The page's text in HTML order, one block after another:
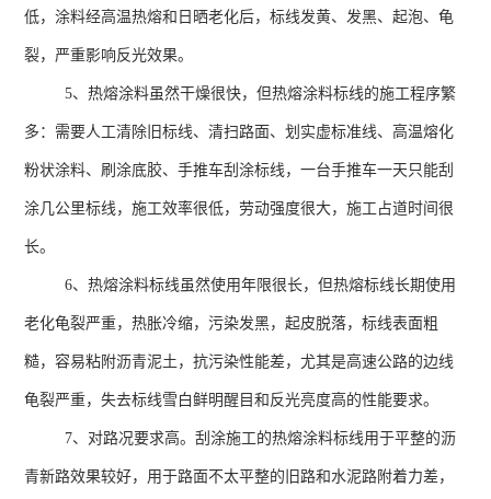
低，涂料经高温热熔和日晒老化后，标线发黄、发黑、起泡、龟
裂，严重影响反光效果。
5、热熔涂料虽然干燥很快，但热熔涂料标线的施工程序繁
多：需要人工清除旧标线、清扫路面、划实虚标准线、高温熔化
粉状涂料、刷涂底胶、手推车刮涂标线，一台手推车一天只能刮
涂几公里标线，施工效率很低，劳动强度很大，施工占道时间很
长。
6、热熔涂料标线虽然使用年限很长，但热熔标线长期使用
老化龟裂严重，热胀冷缩，污染发黑，起皮脱落，标线表面粗
糙，容易粘附沥青泥土，抗污染性能差，尤其是高速公路的边线
龟裂严重，失去标线雪白鲜明醒目和反光亮度高的性能要求。
7、对路况要求高。刮涂施工的热熔涂料标线用于平整的沥
青新路效果较好，用于路面不太平整的旧路和水泥路附着力差，